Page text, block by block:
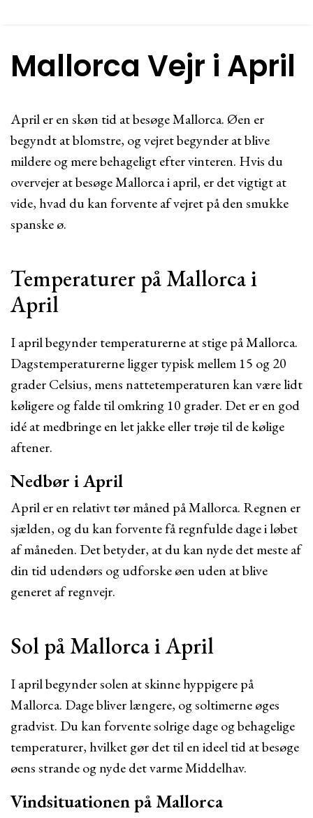
Mallorca Vejr i April
April er en skøn tid at besøge Mallorca. Øen er
begyndt at blomstre, og vejret begynder at blive
mildere og mere behageligt efter vinteren. Hvis du
overvejer at besøge Mallorca i april, er det vigtigt at
vide, hvad du kan forvente af vejret på den smukke
spanske ø.
Temperaturer på Mallorca i
April
I april begynder temperaturerne at stige på Mallorca.
Dagstemperaturerne ligger typisk mellem 15 og 20
grader Celsius, mens nattetemperaturen kan være lidt
køligere og falde til omkring 10 grader. Det er en god
idé at medbringe en let jakke eller trøje til de kølige
aftener.
Nedbør i April
April er en relativt tør måned på Mallorca. Regnen er
sjælden, og du kan forvente få regnfulde dage i løbet
af måneden. Det betyder, at du kan nyde det meste af
din tid udendørs og udforske øen uden at blive
generet af regnvejr.
Sol på Mallorca i April
I april begynder solen at skinne hyppigere på
Mallorca. Dage bliver længere, og soltimerne øges
gradvist. Du kan forvente solrige dage og behagelige
temperaturer, hvilket gør det til en ideel tid at besøge
øens strande og nyde det varme Middelhav.
Vindsituationen på Mallorca